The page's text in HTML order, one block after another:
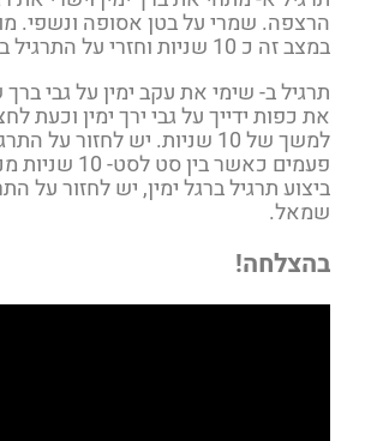
הרצפה. שמרי על בטן אסופה ונשפי.
במצב זה כ 10 שניות וחזרי על התרגיל ברגל השנייה.
תרגיל ב- שימי את עקב ימין על גבי
את כפות ידייך על גבי ירך ימין וכעת
למשך של 10 שניות. יש לחזור על
פעמים כאשר בין
ביצוע תרגיל ברגל ימין, יש לחזור על
שמאל.
בהצלחה!